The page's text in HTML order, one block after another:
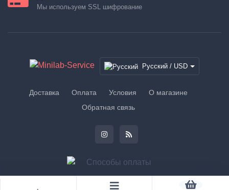
Мы используем SSL шифрование
Русский / USD
Доставка Оплата Условия
О магазине
Обратная связь